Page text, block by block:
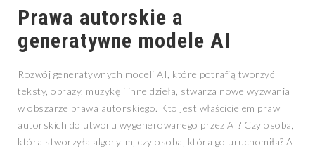
Prawa autorskie a
generatywne modele AI
Rozwój generatywnych modeli AI, które potrafią tworzyć
teksty, obrazy, muzykę i inne dzieła, stwarza nowe wyzwania
w obszarze prawa autorskiego. Kto jest właścicielem praw
autorskich do utworu wygenerowanego przez AI? Czy osoba,
która stworzyła algorytm, czy osoba, która go uruchomiła? A